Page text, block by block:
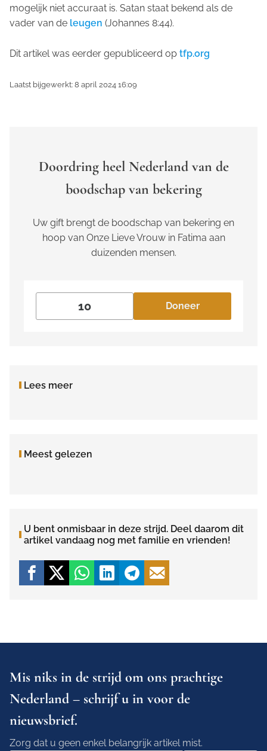
mogelijk niet accuraat is. Satan staat bekend als de
vader van de leugen (Johannes 8:44).
Dit artikel was eerder gepubliceerd op tfp.org
Laatst bijgewerkt: 8 april 2024 16:09
Doordring heel Nederland van de
boodschap van bekering
Uw gift brengt de boodschap van bekering en
hoop van Onze Lieve Vrouw in Fatima aan
duizenden mensen.
Doneer
Lees meer
Meest gelezen
U bent onmisbaar in deze strijd. Deel daarom dit
artikel vandaag nog met familie en vrienden!
Mis niks in de strijd om ons prachtige
Nederland – schrijf u in voor de
nieuwsbrief.
Zorg dat u geen enkel belangrijk artikel mist.